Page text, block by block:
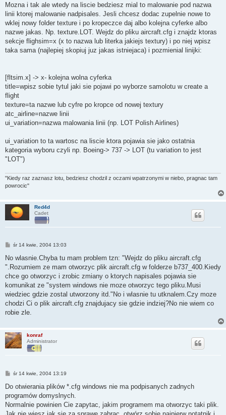
s
Mozna i tak ale wtedy na liscie bedziesz mial to malowanie pod nazwa
linii ktorej malowanie nadpisales. Jesli chcesz dodac zupelnie nowe to
wklej nowy folder texture i po kropeczce daj albo kolejna cyferke albo
nazwe jakas. Np. texture.LOT. Wejdz do pliku aircraft.cfg i znajdz ktoras
sekcje flighsim=x (x to nazwa lub literka jakiejs textury) i po niej wpisz
taka sama (najlepiej skopiuj juz jakas istniejaca) i pozmienial linijki:
[fltsim.x] -> x- kolejna wolna cyferka
title=wpisz sobie tytul jaki sie pojawi po wyborze samolotu w create a
flight
texture=ta nazwe lub cyfre po kropce od nowej textury
atc_airline=nazwe linii
ui_variation=nazwa malowania linii (np. LOT Polish Airlines)
ui_variation to ta wartosc na liscie ktora pojawia sie jako ostatnia
kategoria wyboru czyli np. Boeing-> 737 -> LOT (tu variation to jest
"LOT")
"Kiedy raz zaznasz lotu, bedziesz chodzil z oczami wpatrzonymi w niebo, pragnac tam
powrocic"
Red4d
Cadet
P
s
śr 14 kwie, 2004 13:03
No wlasnie.Chyba tu mam problem tzn: "Wejdz do pliku aircraft.cfg
".Rozumiem ze mam otworzyc plik aircraft.cfg w folderze b737_400.Kiedy
chce go otworzyc i zrobic zmiany o ktorych napisales pojawia sie
komunikat ze "system windows nie moze otworzyc tego pliku.Musi
wiedziec gdzie zostal utworzony itd."No i wlasnie tu utknalem.Czy moze
chodzi Ci o plik aircraft.cfg znajdujacy sie gdzie indziej?No nie wiem co
robie zle.
konraf
Administrator
P
s
śr 14 kwie, 2004 13:19
Do otwierania plików *.cfg windows nie ma podpisanych zadnych
programów domyslnych.
Normalnie powinien Cie zapytac, jakim programem ma otworzyc taki plik.